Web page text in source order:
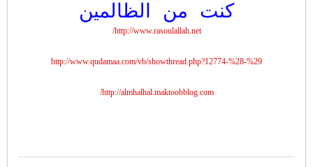
كنت من الظالمين
http://www.rasoulallah.net/
http://www.qudamaa.com/vb/showthread.php?12774-%28-%29
http://almhalhal.maktoobblog.com/